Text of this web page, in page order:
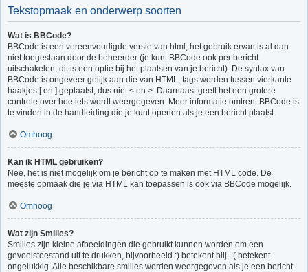
Tekstopmaak en onderwerp soorten
Wat is BBCode?
BBCode is een vereenvoudigde versie van html, het gebruik ervan is al dan
niet toegestaan door de beheerder (je kunt BBCode ook per bericht
uitschakelen, dit is een optie bij het plaatsen van je bericht). De syntax van
BBCode is ongeveer gelijk aan die van HTML, tags worden tussen vierkante
haakjes [ en ] geplaatst, dus niet < en >. Daarnaast geeft het een grotere
controle over hoe iets wordt weergegeven. Meer informatie omtrent BBCode is
te vinden in de handleiding die je kunt openen als je een bericht plaatst.
Omhoog
Kan ik HTML gebruiken?
Nee, het is niet mogelijk om je bericht op te maken met HTML code. De
meeste opmaak die je via HTML kan toepassen is ook via BBCode mogelijk.
Omhoog
Wat zijn Smilies?
Smilies zijn kleine afbeeldingen die gebruikt kunnen worden om een
gevoelstoestand uit te drukken, bijvoorbeeld :) betekent blij, :( betekent
ongelukkig. Alle beschikbare smilies worden weergegeven als je een bericht